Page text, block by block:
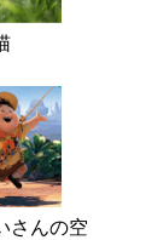
さんの空